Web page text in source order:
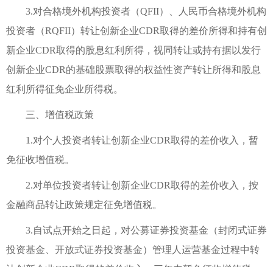
3.对合格境外机构投资者（QFII）、人民币合格境外机构
投资者（RQFII）转让创新企业CDR取得的差价所得和持有创
新企业CDR取得的股息红利所得，视同转让或持有据以发行
创新企业CDR的基础股票取得的权益性资产转让所得和股息
红利所得征免企业所得税。
三、增值税政策
1.对个人投资者转让创新企业CDR取得的差价收入，暂
免征收增值税。
2.对单位投资者转让创新企业CDR取得的差价收入，按
金融商品转让政策规定征免增值税。
3.自试点开始之日起，对公募证券投资基金（封闭式证券
投资基金、开放式证券投资基金）管理人运营基金过程中转